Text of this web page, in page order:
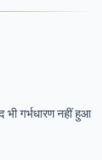
गर्भधारण नहीं हुआ